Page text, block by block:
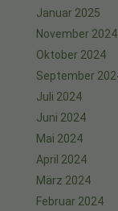
Januar 2025
November 2024
Oktober 2024
September
Juli 2024
Juni 2024
Mai 2024
April 2024
März 2024
Februar 2024